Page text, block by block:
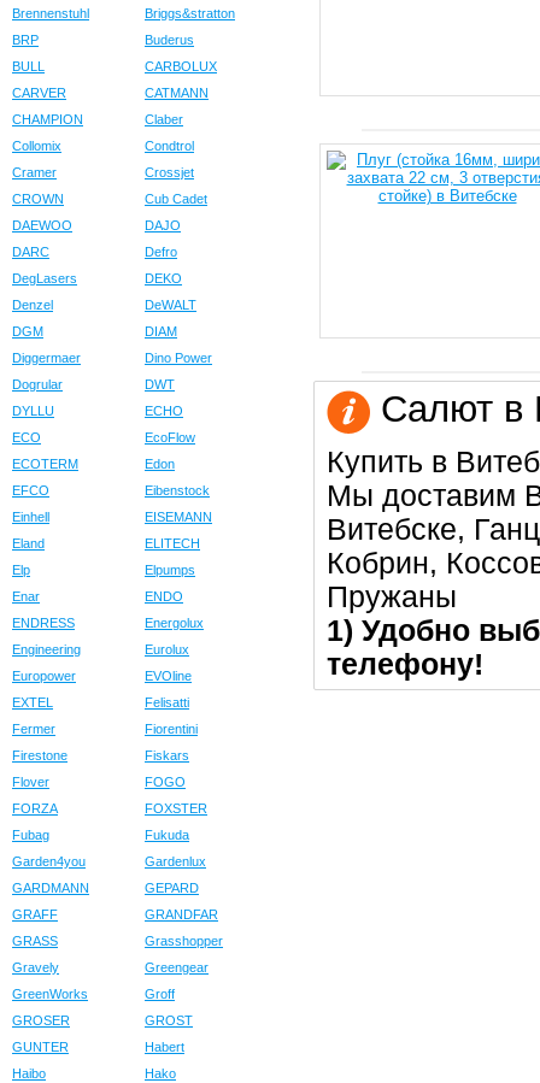
Brennenstuhl
Briggs&stratton
BRP
Buderus
BULL
CARBOLUX
CARVER
CATMANN
CHAMPION
Claber
Collomix
Condtrol
Cramer
Crossjet
CROWN
Cub Cadet
DAEWOO
DAJO
DARC
Defro
DegLasers
DEKO
Denzel
DeWALT
DGM
DIAM
Diggermaer
Dino Power
Dogrular
DWT
DYLLU
ECHO
ECO
EcoFlow
ECOTERM
Edon
EFCO
Eibenstock
Einhell
EISEMANN
Eland
ELITECH
Elp
Elpumps
Enar
ENDO
ENDRESS
Energolux
Engineering
Eurolux
Europower
EVOline
EXTEL
Felisatti
Fermer
Fiorentini
Firestone
Fiskars
Flover
FOGO
FORZA
FOXSTER
Fubag
Fukuda
Garden4you
Gardenlux
GARDMANN
GEPARD
GRAFF
GRANDFAR
GRASS
Grasshopper
Gravely
Greengear
GreenWorks
Groff
GROSER
GROST
GUNTER
Habert
Haibo
Hako
Салют в
Купить в
Мы доставим
Витебске,
Кобрин,
Пружаны
1) Удобно
телефону!